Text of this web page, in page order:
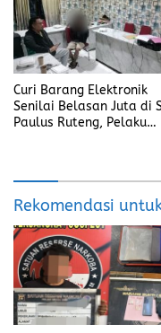
Curi Barang Elektronik
Senilai Belasan Juta di
Paulus Ruteng, Pelaku
Rekomendasi